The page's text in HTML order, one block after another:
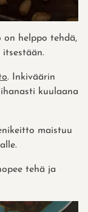
on helppo tehdä,
. Inkiväärin
kuulaana
maistuu
tehä ja